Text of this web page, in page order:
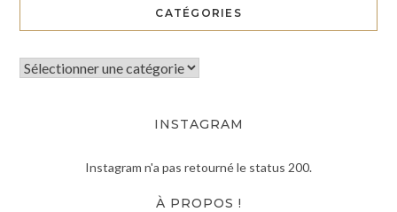
CATÉGORIES
INSTAGRAM
Instagram n'a pas retourné le status 200.
À PROPOS !